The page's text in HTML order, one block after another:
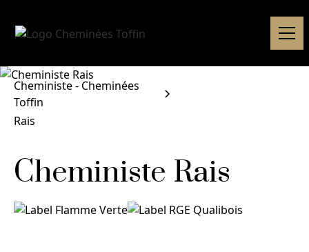
Cheministe - Cheminées
Toffin
Rais
Cheministe Rais